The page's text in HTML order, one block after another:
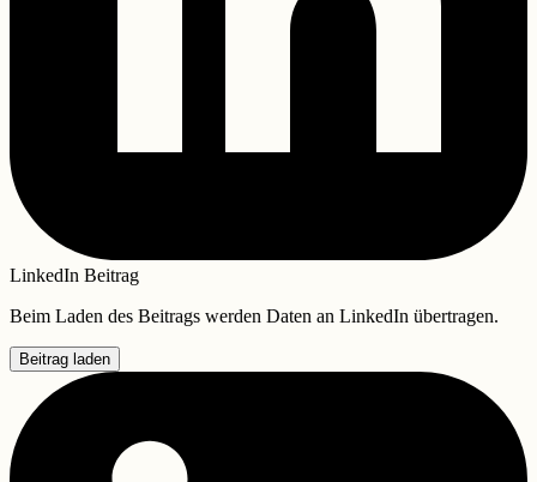
LinkedIn Beitrag
Beim Laden des Beitrags werden Daten an LinkedIn übertragen.
Beitrag laden